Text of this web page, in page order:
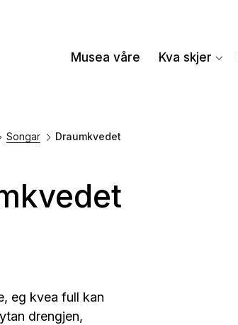
Musea våre Kva skjer
Songar Draumkvedet
eg kvea full kan
drengjen,